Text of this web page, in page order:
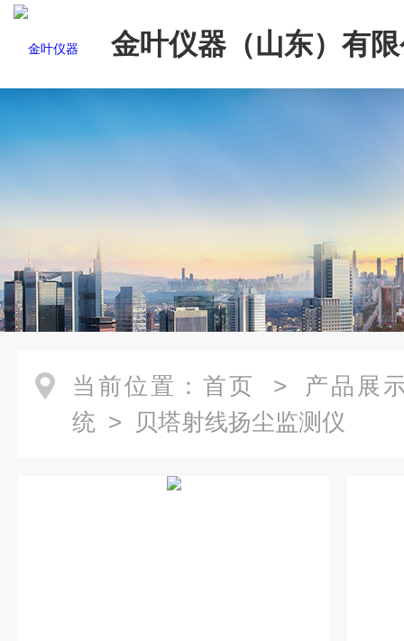
金叶仪器（山东）有
当前位置： 首页 > 产品展
统 > 贝塔射线扬尘监测仪